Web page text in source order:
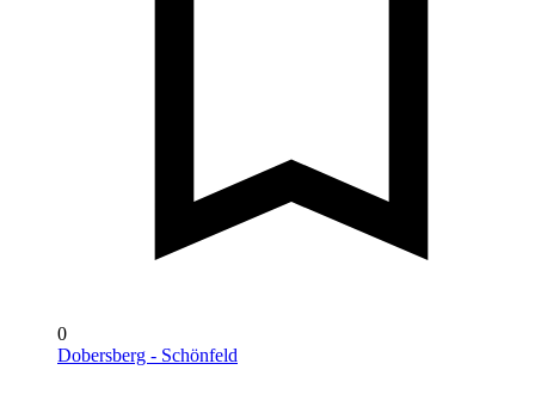
0
Dobersberg - Schönfeld